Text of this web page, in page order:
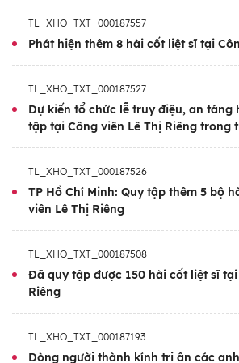
Công viên Lê Thị Riêng)
chính quyền Sài Gòn trước
chôn cất tập thể các chiến sĩ
đồng bào yêu nước hi sinh
tiến công và nổi dậy Xuân
1968.
Trên cơ sở tổng hợp hồ sơ, kết
và lời kể của các nhân
quốc gia đã thống nhất triển
tìm kiếm theo 4 giai
chuẩn bị, tổ chức quy tập
táng các hài cốt liệt sĩ. Để
Ban Chỉ đạo Thành phố phối
phòng cùng Trường Đại
TL_XHO_TXT_000187557
Phát hiện thêm 8 hài cốt liệt sĩ tại
TL_XHO_TXT_000187527
Dự kiến tổ chức lễ truy điệu, an táng
tập tại Công viên Lê Thị Riêng trong
TL_XHO_TXT_000187526
TP Hồ Chí Minh: Quy tập thêm 5 bộ
viên Lê Thị Riêng
TL_XHO_TXT_000187508
Đã quy tập được 150 hài cốt liệt sĩ
Riêng
TL_XHO_TXT_000187193
Dòng người thành kính tri ân các